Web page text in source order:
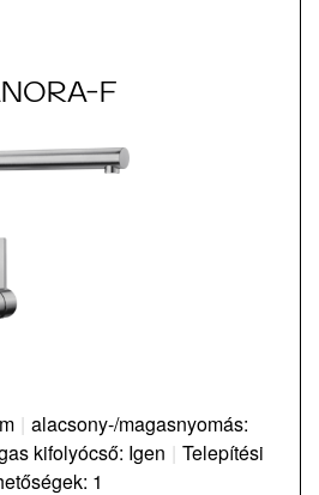
F
| alacsony-/magasnyomás:
kifolyócső: Igen | Telepítési
1